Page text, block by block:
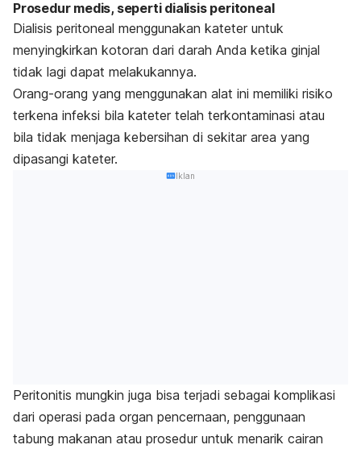
Prosedur medis, seperti dialisis peritoneal
Dialisis peritoneal menggunakan kateter untuk
menyingkirkan kotoran dari darah Anda ketika ginjal
tidak lagi dapat melakukannya.
Orang-orang yang menggunakan alat ini memiliki risiko
terkena infeksi bila kateter telah terkontaminasi atau
bila tidak menjaga kebersihan di sekitar area yang
dipasangi kateter.
Iklan
Peritonitis mungkin juga bisa terjadi sebagai komplikasi
dari operasi pada organ pencernaan, penggunaan
tabung makanan atau prosedur untuk menarik cairan